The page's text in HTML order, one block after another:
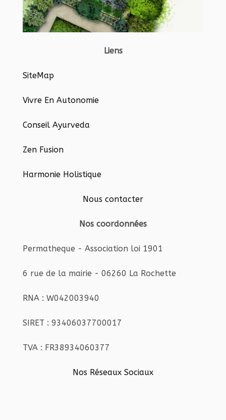
Liens
SiteMap
Vivre En Autonomie
Conseil Ayurveda
Zen Fusion
Harmonie Holistique
Nous contacter
Nos coordonnées
Permatheque - Association loi 1901
6 rue de la mairie - 06260 La Rochette
RNA : W042003940
SIRET : 93406037700017
TVA : FR38934060377
Nos Réseaux Sociaux